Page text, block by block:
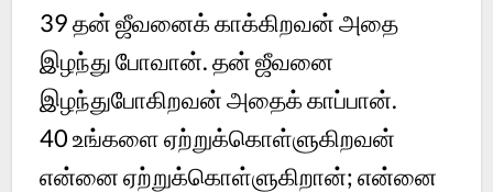
39தன் ஜீவனைக் காக்கிறவன் அதை
இழந்து போவான். தன் ஜீவனை
இழந்துபோகிறவன் அதைக் காப்பான்.
40உங்களை ஏற்றுக்கொள்ளுகிறவன்
என்னை ஏற்றுக்கொள்ளுகிறான்; என்னை